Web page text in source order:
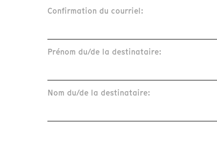
Confirmation du courriel:
Prénom du/de la destinataire:
Nom du/de la destinataire: